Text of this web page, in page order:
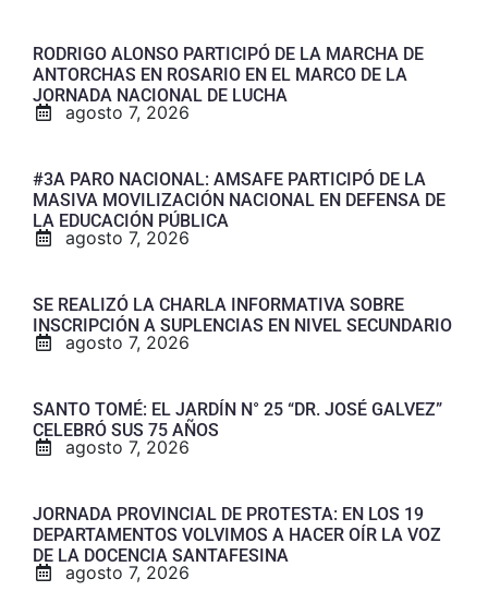
RODRIGO ALONSO PARTICIPÓ DE LA MARCHA DE
ANTORCHAS EN ROSARIO EN EL MARCO DE LA
JORNADA NACIONAL DE LUCHA
agosto 7, 2026
#3A PARO NACIONAL: AMSAFE PARTICIPÓ DE LA
MASIVA MOVILIZACIÓN NACIONAL EN DEFENSA DE
LA EDUCACIÓN PÚBLICA
agosto 7, 2026
SE REALIZÓ LA CHARLA INFORMATIVA SOBRE
INSCRIPCIÓN A SUPLENCIAS EN NIVEL SECUNDARIO
agosto 7, 2026
SANTO TOMÉ: EL JARDÍN N° 25 “DR. JOSÉ GALVEZ”
CELEBRÓ SUS 75 AÑOS
agosto 7, 2026
JORNADA PROVINCIAL DE PROTESTA: EN LOS 19
DEPARTAMENTOS VOLVIMOS A HACER OÍR LA VOZ
DE LA DOCENCIA SANTAFESINA
agosto 7, 2026